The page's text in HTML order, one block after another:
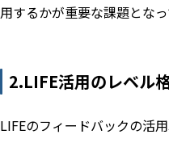
用するかが重要な課題となっ
2.LIFE活用のレベル
LIFEのフィードバックの活